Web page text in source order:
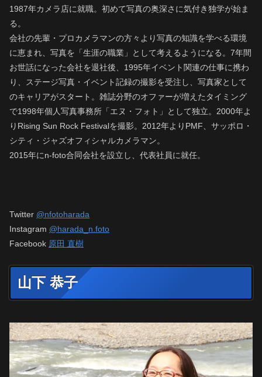
1987年カメラ店に就職。初めて写真の奥深さに気付き独学が始ま
る。
会社の先輩・プロカメラマンの方々より写真の知識を学べる環境
に恵まれ、写真を「生涯の職業」として考えるようになる。7年間
お世話になった会社を退社後、1995年イベント関連の仕事に携わ
り、ステージ写真・イベント記録の撮影を受注し、写真家として
のキャリアがスタート。雑誌分野のオファーが増えたタイミング
で1998年個人写真事務所「エヌ・フォト」として独立。2000年よ
りRising Sun Rock Festivalを撮影。2012年よりPMF、サッポロ・
シティ・ジャズオフィシャルカメラマン。
2015年にn-foto合同会社を設立し、代表社員に就任。
Twitter @nfotoharada
Instagram @harada_n.foto
Facebook 原田 直樹
山下 恭子